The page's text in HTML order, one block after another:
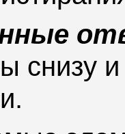
снизу